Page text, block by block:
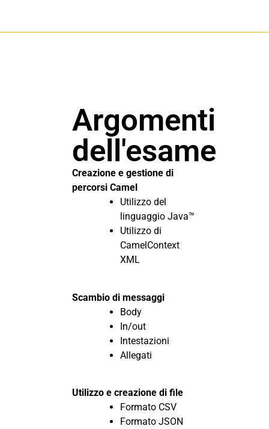
Argomenti
dell'esame
Creazione e gestione di
percorsi Camel
Utilizzo del
linguaggio Java™
Utilizzo di
CamelContext
XML
Scambio di messaggi
Body
In/out
Intestazioni
Allegati
Utilizzo e creazione di file
Formato CSV
Formato JSON